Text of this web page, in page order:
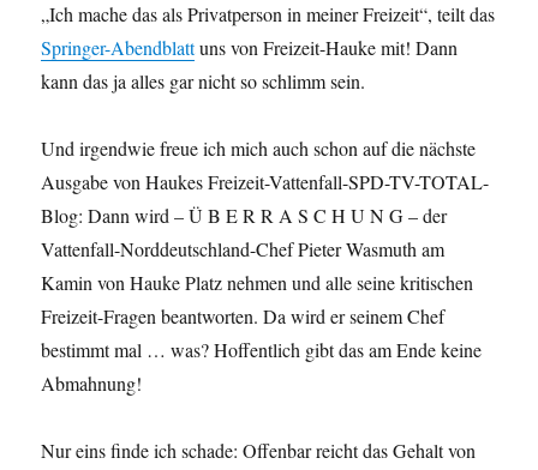
„Ich mache das als Privatperson in meiner Freizeit“, teilt das
Springer-Abendblattuns von Freizeit-Hauke mit! Dann
kann das ja alles gar nicht so schlimm sein.
Und irgendwie freue ich mich auch schon auf die nächste
Ausgabe von Haukes Freizeit-Vattenfall-SPD-TV-TOTAL-
Blog: Dann wird – Ü B E R R A S C H U N G – der
Vattenfall-Norddeutschland-Chef Pieter Wasmuth am
Kamin von Hauke Platz nehmen und alle seine kritischen
Freizeit-Fragen beantworten. Da wird er seinem Chef
bestimmt mal … was? Hoffentlich gibt das am Ende keine
Abmahnung!
Nur eins finde ich schade: Offenbar reicht das Gehalt von